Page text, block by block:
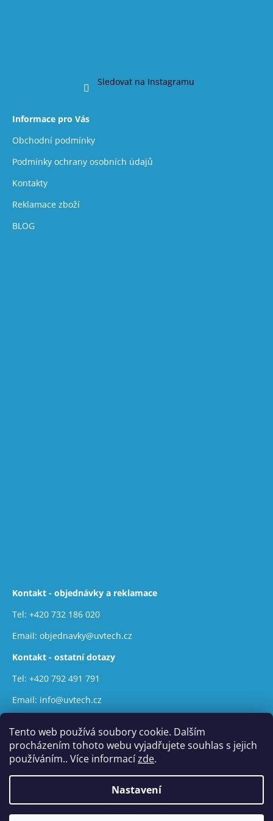
Tento web používá soubory cookie. Dalším
procházením tohoto webu vyjadřujete souhlas s jejich
používáním.. Více informacízde.
Nastavení
Sledovat na Instagramu
Informace pro Vás
Obchodní podmínky
Podmínky ochrany osobních údajů
Kontakty
Reklamace zboží
BLOG
Kontakt - objednávky a reklamace
Tel: +420 732 186 020
Email: objednavky@uvtech.cz
Kontakt - ostatní dotazy
Tel: +420 792 491 791
Email: info@uvtech.cz
Vytvořil Shoptet
Copyright 2026UVtech. Všechna práva vyhrazena.